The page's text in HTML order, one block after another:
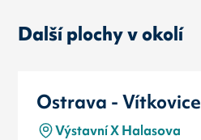
Další plochy v okolí
Ostrava - Vítkovice
Výstavní X Halasova